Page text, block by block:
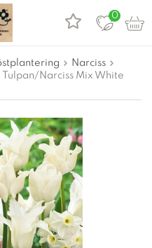
0
Narciss
Tulpan/Narciss Mix White